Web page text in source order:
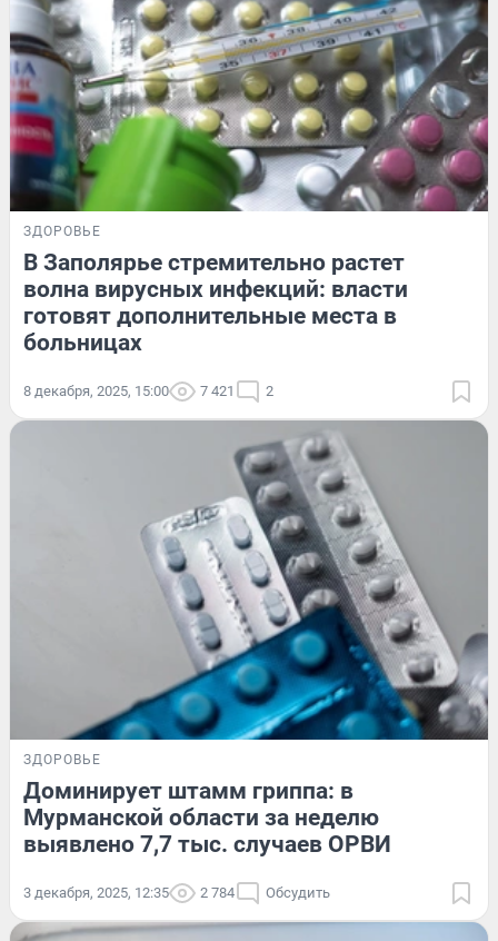
ЗДОРОВЬЕ
В Заполярье стремительно растет
волна вирусных инфекций: власти
готовят дополнительные места в
больницах
8 декабря, 2025, 15:00 7 421 2
ЗДОРОВЬЕ
Доминирует штамм гриппа: в
Мурманской области за неделю
выявлено 7,7 тыс. случаев ОРВИ
3 декабря, 2025, 12:35 2 784 Обсудить